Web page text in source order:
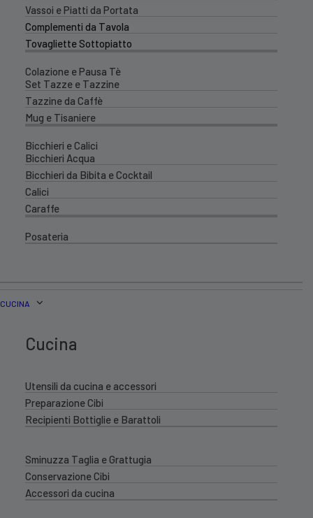
Vassoi e Piatti da Portata
Complementi da Tavola
Tovagliette Sottopiatto
Colazione e Pausa Tè
Set Tazze e Tazzine
Tazzine da Caffè
Mug e Tisaniere
Bicchieri e Calici
Bicchieri Acqua
Bicchieri da Bibita e Cocktail
Calici
Caraffe
Posateria
CUCINA
Cucina
Utensili da cucina e accessori
Preparazione Cibi
Recipienti Bottiglie e Barattoli
Sminuzza Taglia e Grattugia
Conservazione Cibi
Accessori da cucina